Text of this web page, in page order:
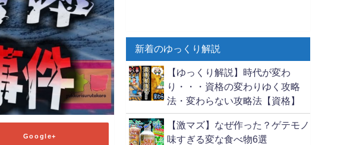
Google+
新着のゆっくり解説
【ゆっくり解説】時代が変わ
り・・・資格の変わりゆく攻略
法・変わらない攻略法【資格】
【激マズ】なぜ作った？ゲテモノ
味すぎる変な食べ物6選